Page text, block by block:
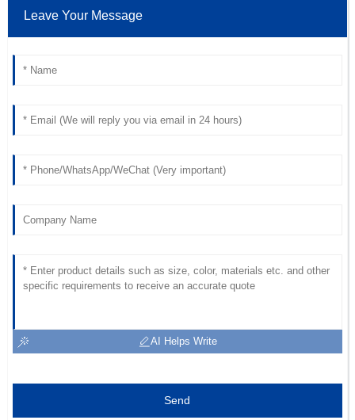
Leave Your Message
AI Helps Write
Send